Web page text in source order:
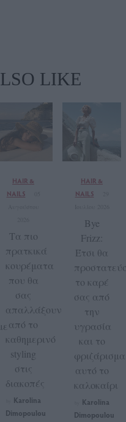
LIKE
HAIR &
NAILS
Τα πιο
πρατκικά
κουρέματα
που θα
σας
απαλλάξουν
από το
καθημερινό
styling
στις
διακοπές
Karolina
Dimopoulou
HAIR &
NAILS
Bye
Frizz:
Έτσι θα
το καρέ
σας από
την
υγρασία
και το
φριζάρισμα
αυτό το
καλοκαίρι
Karolina
Dimopoulou